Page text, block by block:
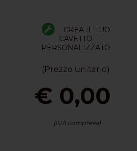
CREA IL TUO
CAVETTO
PERSONALIZZATO
(Prezzo unitario)
€ 0,00
(IVA compresa)